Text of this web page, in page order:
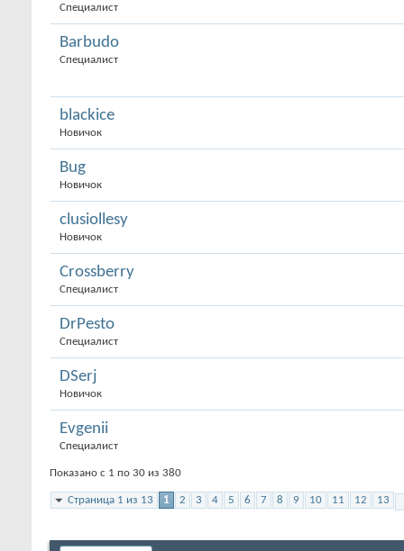
Специалист
Barbudo
Специалист
blackice
Новичок
Bug
Новичок
clusiollesy
Новичок
Crossberry
Специалист
DrPesto
Специалист
DSerj
Новичок
Evgenii
Специалист
Показано с 1 по 30 из 380
Страница 1 из 13 1 2 3 4 5 6 7 8 9 10 11 12 13